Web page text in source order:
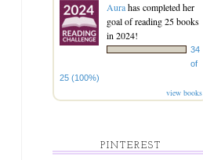
Aurahas completed her
goal of reading 25 books
in 2024!
34
of
25 (100%)
view books
PINTEREST